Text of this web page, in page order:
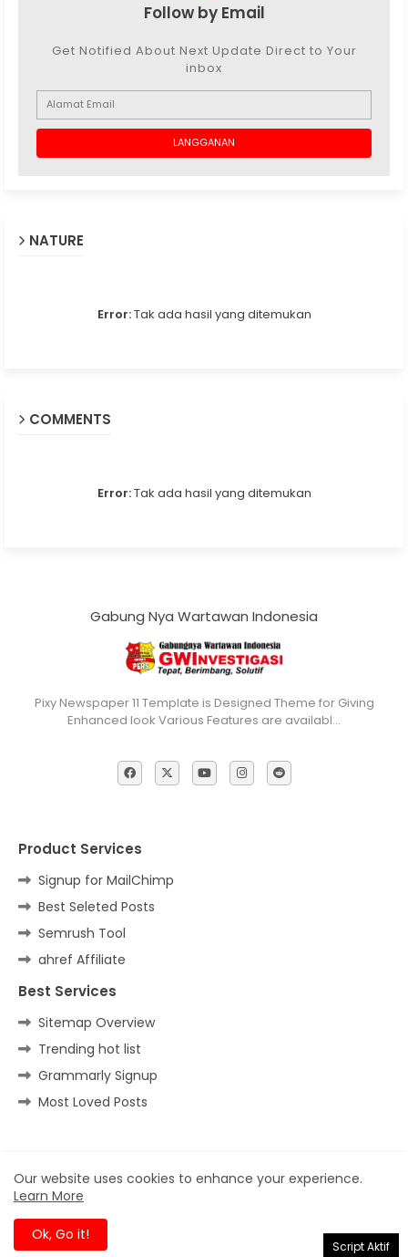
Follow by Email
Get Notified About Next Update Direct to Your
inbox
NATURE
Error:Tak ada hasil yang ditemukan
COMMENTS
Error:Tak ada hasil yang ditemukan
Gabung Nya Wartawan Indonesia
Pixy Newspaper 11 Template is Designed Theme for Giving
Enhanced look Various Features are availabl…
Product Services
Signup for MailChimp
Best Seleted Posts
Semrush Tool
ahref Affiliate
Best Services
Sitemap Overview
Trending hot list
Grammarly Signup
Most Loved Posts
Home Contact us Privacy Policy
Our website uses cookies to enhance your experience.
Learn More
Ok, Go it!
Script Aktif